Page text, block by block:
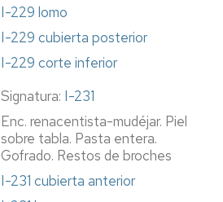
I-229 lomo
I-229 cubierta posterior
I-229 corte inferior
Signatura: I-231
Enc. renacentista-mudéjar. Piel
sobre tabla. Pasta entera.
Gofrado. Restos de broches
I-231 cubierta anterior